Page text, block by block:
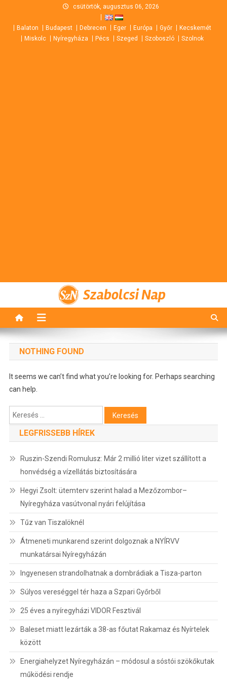
content
csütörtök, augusztus 06, 2026
Balaton Budapest Debrecen Eger Európa Győr
Kecskemét
Miskolc
Nyíregyháza Pécs Szeged Szoboszló Szolnok
Szabolcsi Nap
NOTHING FOUND
It seems we can’t find what you’re looking for. Perhaps searching
can help.
Keresés:
LEGFRISSEBB HÍREK
Ruszin-Szendi Romulusz: Már 2 millió liter vizet szállított a
honvédség a vízellátás biztosítására
Hegyi Zsolt: ütemterv szerint halad a Mezőzombor–
Nyíregyháza vasútvonal nyári felújítása
Tűz van Tiszalöknél
Átmeneti munkarend szerint dolgoznak a NYÍRVV
munkatársai Nyíregyházán
Ingyenesen strandolhatnak a dombrádiak a Tisza-parton
Súlyos vereséggel tér haza a Szpari Győrből
25 éves a nyíregyházi VIDOR Fesztivál
Baleset miatt lezárták a 38-as főutat Rakamaz és Nyírtelek
között
Energiahelyzet Nyíregyházán – módosul a sóstói szökőkutak
működési rendje